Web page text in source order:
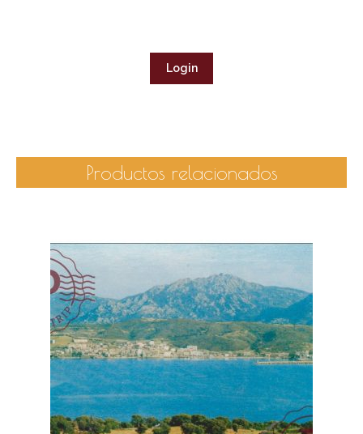
Login
Productos relacionados